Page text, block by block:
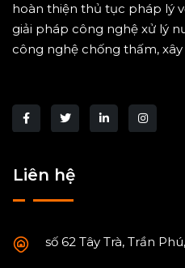
hoàn thiện thủ tục pháp lý
giải pháp công nghệ xử lý
công nghệ chống thấm, xây
Liên hệ
số 62 Tây Trà, Trần